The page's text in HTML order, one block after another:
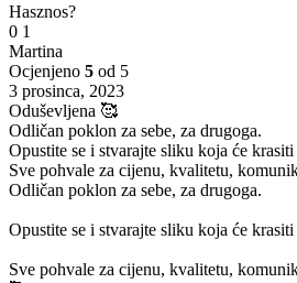
Hasznos?
0 1
Martina
Ocjenjeno 5 od 5
3 prosinca, 2023
Oduševljena 🥰
Odličan poklon za sebe, za drugoga.
Opustite se i stvarajte sliku koja će krasiti
Sve pohvale za cijenu, kvalitetu,
Odličan poklon za sebe, za drugoga.
Opustite se i stvarajte sliku koja će krasiti
Sve pohvale za cijenu, kvalitetu,